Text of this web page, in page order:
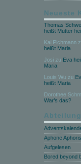
Neueste
Thomas
heißt Mutter
Kai Pichmann
heißt Maria
Josi zu Eva
Maria
Louis Wu zu
heißt Maria
Dorothee
War’s das?
Aphone
Aufgelesen
Bored beyond